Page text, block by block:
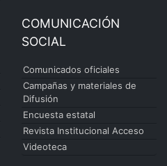
COMUNICACIÓN
SOCIAL
Comunicados oficiales
Campañas y materiales de
Difusión
Encuesta estatal
Revista Institucional Acceso
Videoteca